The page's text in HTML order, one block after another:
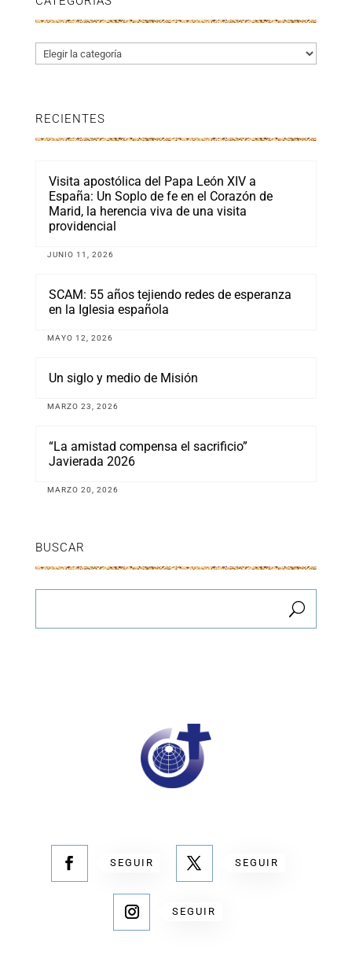
Categorías
RECIENTES
Visita apostólica del Papa León XIV a
España: Un Soplo de fe en el Corazón de
Marid, la herencia viva de una visita
providencial
JUNIO 11, 2026
SCAM: 55 años tejiendo redes de esperanza
en la Iglesia española
MAYO 12, 2026
Un siglo y medio de Misión
MARZO 23, 2026
“La amistad compensa el sacrificio”
Javierada 2026
MARZO 20, 2026
BUSCAR
SEGUIR SEGUIR
SEGUIR